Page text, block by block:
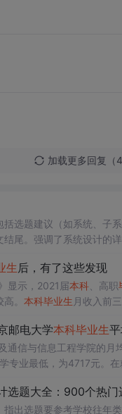
加载更多回复（4
括选题建议（如系统、子
尾。强调了系统设计的
生 后，有了这些发现
显示，2021届本科、高职
。 本科毕业生 月收入前
邮电大学本科毕业生
通信与信息工程学院的
专业最低，为4717元。
选题大全：900个热门
指出选题要参考学校往年